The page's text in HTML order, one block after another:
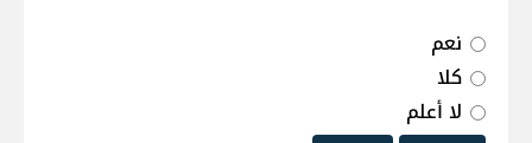
نعم
كلا
لا أعلم